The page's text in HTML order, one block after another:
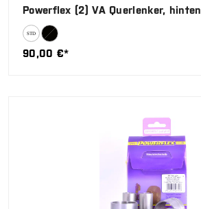
Powerflex (2) VA Querlenker, hinten
90,00 €*